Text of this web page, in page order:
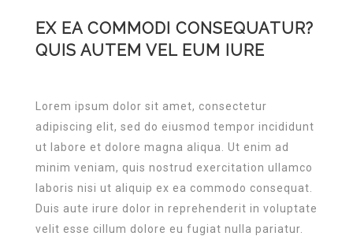
EX EA COMMODI CONSEQUATUR?
QUIS AUTEM VEL EUM IURE
Lorem ipsum dolor sit amet, consectetur
adipiscing elit, sed do eiusmod tempor incididunt
ut labore et dolore magna aliqua. Ut enim ad
minim veniam, quis nostrud exercitation ullamco
laboris nisi ut aliquip ex ea commodo consequat.
Duis aute irure dolor in reprehenderit in voluptate
velit esse cillum dolore eu fugiat nulla pariatur.